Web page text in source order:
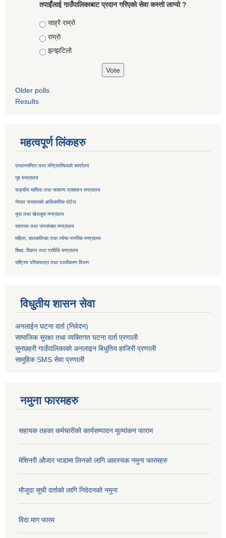
तपाइँलाई गाउँपालिकाबाट प्रदान गरिएको सेवा कस्तो लाग्यो ?
Choices
साह्रै राम्रो
राम्रो
झन्झटिलो
Older polls
Results
महत्वपूर्ण लिंकहरु
प्रधानमन्त्रि तथा मन्त्रिपरिषदको कार्यालय
गृह मन्त्रालय
सङ्घीय मामिला तथा सामान्य प्रशासन मन्त्रालय
नेपाल सरकारको आधिकारिक पोर्टल
युवा तथा खेलकुद मन्त्रालय
स्वास्थ्य तथा जनसंख्या मन्त्रालय
महिला, बालबालिका तथा ज्येष्ठ नागरिक मन्त्रालय
शिक्षा, विज्ञान तथा प्रविधि मन्त्रालय
राष्ट्रिय परिचयपत्र तथापञ्जीकरण विभाग
विधुतीय शासन सेवा
अनलाईन घटना दर्ता (निवेदन)
सामाजिक सुरक्षा तथा व्यक्तिगत घटना दर्ताप्रणाली
सुनछहरी गाउँपालिकाको अनलाइन बिधुतिय हाजिरी प्रणाली
सामुहिकSMS सेवाप्रणाली
नमुना फारमहरु
सहायक तहका कर्मचारीको कार्यसम्पादन मूल्यांकन फाराम
मेशिनरी औजार भाडामा लिनको लागि आवस्यक नमुना फारमहरु
मौजुदा सूची दर्ताको लागि निवेदनको नमुना
विदा माग फारम